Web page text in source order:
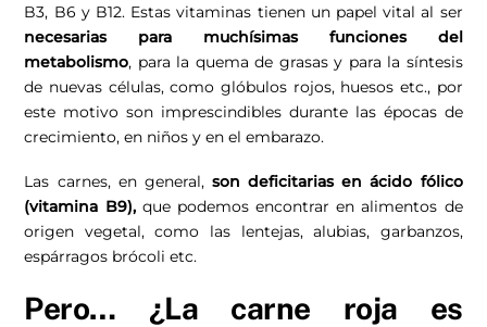
B3, B6 y B12. Estas vitaminas tienen un papel vital al ser
necesarias para muchísimas funciones del
metabolismo, para la quema de grasas y para la síntesis
de nuevas células, como glóbulos rojos, huesos etc., por
este motivo son imprescindibles durante las épocas de
crecimiento, en niños y en elembarazo.
Las carnes, en general, son deficitarias en ácido fólico
(vitamina B9),que podemos encontrar en alimentos de
origen vegetal, como las lentejas, alubias, garbanzos,
espárragos brócoli etc.
Pero… ¿La carne roja es